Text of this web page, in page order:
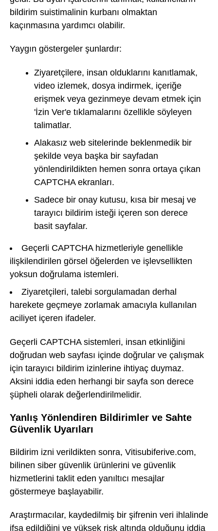
bildirim suistimalinin kurbanı olmaktan
kaçınmasına yardımcı olabilir.
Yaygın göstergeler şunlardır:
Ziyaretçilere, insan olduklarını kanıtlamak,
video izlemek, dosya indirmek, içeriğe
erişmek veya gezinmeye devam etmek için
'İzin Ver'e tıklamalarını özellikle söyleyen
talimatlar.
Alakasız web sitelerinde beklenmedik bir
şekilde veya başka bir sayfadan
yönlendirildikten hemen sonra ortaya çıkan
CAPTCHA ekranları.
Sadece bir onay kutusu, kısa bir mesaj ve
tarayıcı bildirim isteği içeren son derece
basit sayfalar.
Geçerli CAPTCHA hizmetleriyle genellikle
ilişkilendirilen görsel öğelerden ve işlevsellikten
yoksun doğrulama istemleri.
Ziyaretçileri, talebi sorgulamadan derhal
harekete geçmeye zorlamak amacıyla kullanılan
aciliyet içeren ifadeler.
Geçerli CAPTCHA sistemleri, insan etkinliğini
doğrudan web sayfası içinde doğrular ve çalışmak
için tarayıcı bildirim izinlerine ihtiyaç duymaz.
Aksini iddia eden herhangi bir sayfa son derece
şüpheli olarak değerlendirilmelidir.
Yanlış Yönlendiren Bildirimler ve Sahte
Güvenlik Uyarıları
Bildirim izni verildikten sonra, Vitisubiferive.com,
bilinen siber güvenlik ürünlerini ve güvenlik
hizmetlerini taklit eden yanıltıcı mesajlar
göstermeye başlayabilir.
Araştırmacılar, kaydedilmiş bir şifrenin veri ihlalinde
ifşa edildiğini ve yüksek risk altında olduğunu iddia